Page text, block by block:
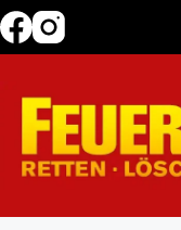
Zum
Inhalt